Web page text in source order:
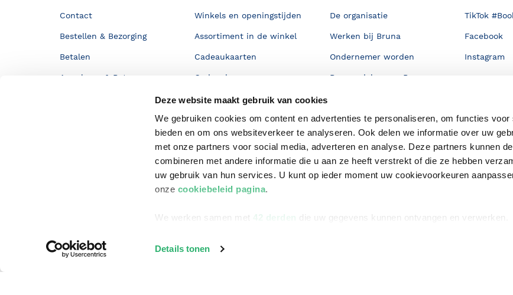
Deze website maakt gebruik van cookies
We gebruiken cookies om content en advertenties te personaliseren, om functies voor
bieden en om ons websiteverkeer te analyseren. Ook delen we informatie over uw
met onze partners voor social media, adverteren en analyse. Deze partners kunnen
combineren met andere informatie die u aan ze heeft verstrekt of die ze hebben
uw gebruik van hun services. U kunt op ieder moment uw cookievoorkeuren
onze cookiebeleid pagina.
We werken samen met 42 derden die uw gegevens kunnen ontvangen en verwerken.
Details tonen
Contact
Bestellen & Bezorging
Betalen
Annuleren & Retourneren
Zakelijk boeken bestellen
Winkels en openingstijden
Assortiment in de winkel
Cadeaukaarten
Cadeauboxen
Staatsloterij
ING Servicepunten
De organisatie
Werken bij Bruna
Ondernemer worden
De voordelen van Bruna
Blog
Discriminerende boeken
TikTok
Facebook
Instagram